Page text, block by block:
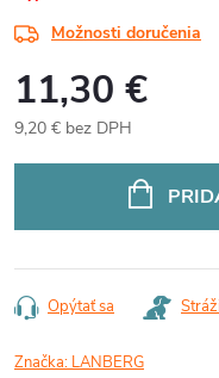
Možnosti doručenia
11,30 €
9,20 € bez DPH
Opýtať sa
Značka: LANBERG